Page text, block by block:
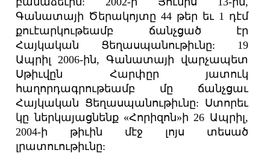
Գանատայի Ծերակոյտը 44 թեր եւ 1 դէմ
քուէարկութեամբ ճանչցած էր
Հայկական Ցեղասպանութիւնը: 19
Ապրիլ 2006-ին, Գանատայի վարչապետ
Սթիւվըն Հարփըր յատուկ
հաղորդագրութեամբ մը ճանչցաւ
Հայկական Ցեղասպանութիւնը: Ստորեւ
կը ներկայացնենք «Հորիզոն»ի 26 Ապրիլ,
2004-ի թիւին մէջ լոյս տեսած
լրատուութիւնը: